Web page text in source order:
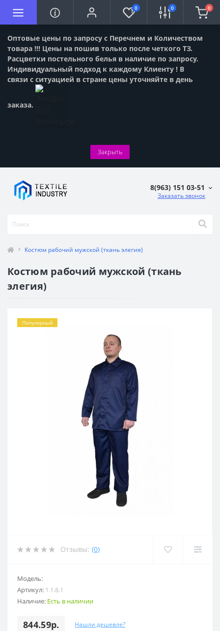
Оптовые цены по запросу с Перечнем и Количеством
товара !!! Цены на пошив только после четкого ТЗ.
Расцветки постельного белья в наличие по запросу.
Индивидуальный подход к каждому Клиенту ! В
связи с ситуацией в стране цены уточняйте в день
заказа.
Закрыть
0 0 0
8(963) 151 03-51
Заказать звонок
Костюм рабочий мужской (ткань элегия)
Костюм рабочий мужской (ткань
элегия)
Популярный
Отзывы: (0)
Модель:
Артикул: 1.1.8.1
Наличие: Есть в наличии
844.59р. Нашли дешевле?